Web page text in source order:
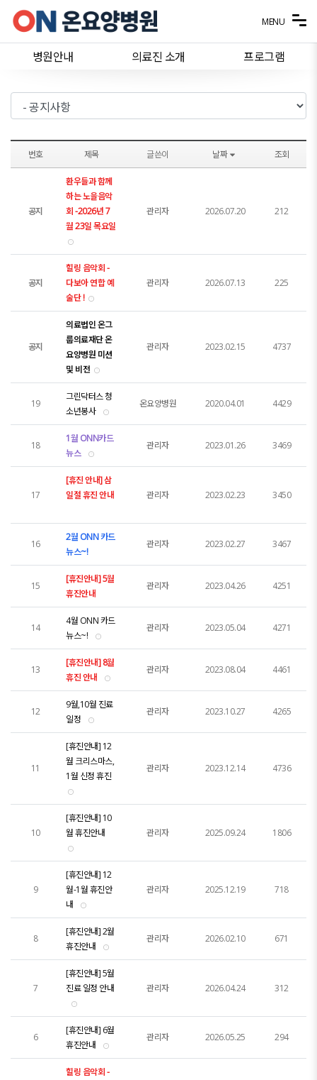
메뉴 건너뛰기
병원안내 의료진 소개 프로그램
MENU
번호 제목 글쓴이 날짜 조회
공지
환우들과 함께
하는 노을음악
회 -2026년 7
월 23일 목요일
관리자 2026.07.20 212
공지
힐링 음악회 -
다보아 연합 예
술단 !
관리자 2026.07.13 225
공지
의료법인 온그
룹의료재단 온
요양병원 미션
및 비전
관리자 2023.02.15 4737
19
그린닥터스 청
소년봉사
온요양병원 2020.04.01 4429
18
1월 ONN카드
뉴스
관리자 2023.01.26 3469
17
[휴진 안내] 삼
일절 휴진 안내
관리자 2023.02.23 3450
16
2월 ONN 카드
뉴스~!
관리자 2023.02.27 3467
15
[휴진안내] 5월
휴진안내
관리자 2023.04.26 4251
14
4월 ONN 카드
뉴스~!
관리자 2023.05.04 4271
13
[휴진안내] 8월
휴진 안내
관리자 2023.08.04 4461
12
9월,10월 진료
일정
관리자 2023.10.27 4265
11
[휴진안내] 12
월 크리스마스,
1월 신정 휴진
관리자 2023.12.14 4736
10
[휴진안내] 10
월 휴진안내
관리자 2025.09.24 1806
9
[휴진안내] 12
월-1월 휴진안
내
관리자 2025.12.19 718
8
[휴진안내] 2월
휴진안내
관리자 2026.02.10 671
7
[휴진안내] 5월
진료 일정 안내
관리자 2026.04.24 312
6
[휴진안내] 6월
휴진안내
관리자 2026.05.25 294
힐링 음악회 -